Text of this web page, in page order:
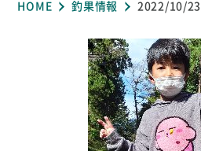
HOME 釣果情報 2022/10/23